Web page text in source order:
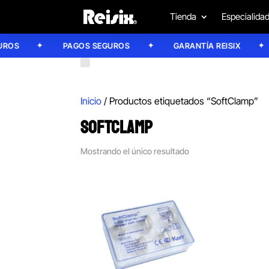
Tienda
PAGOS SEGUROS GARANTÍA REISIX
Inicio / Productos etiquetados “SoftClamp”
SOFTCLAMP
Mostrando el único resultado